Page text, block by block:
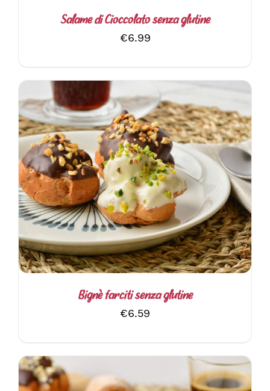
Salame di Cioccolato senza glutine
€6.99
AGGIUNGI AL CARRELLO / DETTAGLI
Bignè farciti senza glutine
€6.59